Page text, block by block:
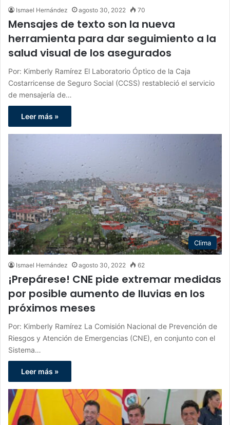
Ismael Hernández agosto 30, 2022 70
Mensajes de texto son la nueva
herramienta para dar seguimiento a la
salud visual de los asegurados
Por: Kimberly Ramírez El Laboratorio Óptico de la Caja
Costarricense de Seguro Social (CCSS) restableció el servicio
de mensajería de…
Leer más »
Clima
Ismael Hernández agosto 30, 2022 62
¡Prepárese! CNE pide extremar medidas
por posible aumento de lluvias en los
próximos meses
Por: Kimberly Ramírez La Comisión Nacional de Prevención de
Riesgos y Atención de Emergencias (CNE), en conjunto con el
Sistema…
Leer más »